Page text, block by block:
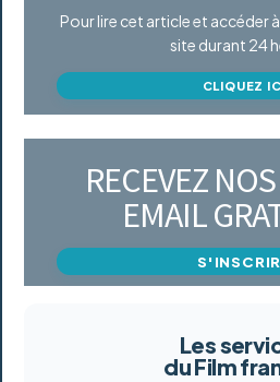
Pour lire cet article et accéder
site durant 24
CLIQUEZ
RECEVEZ
EMAIL
Les
du Film